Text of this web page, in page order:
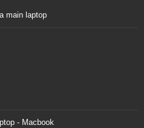
main laptop
- Macbook